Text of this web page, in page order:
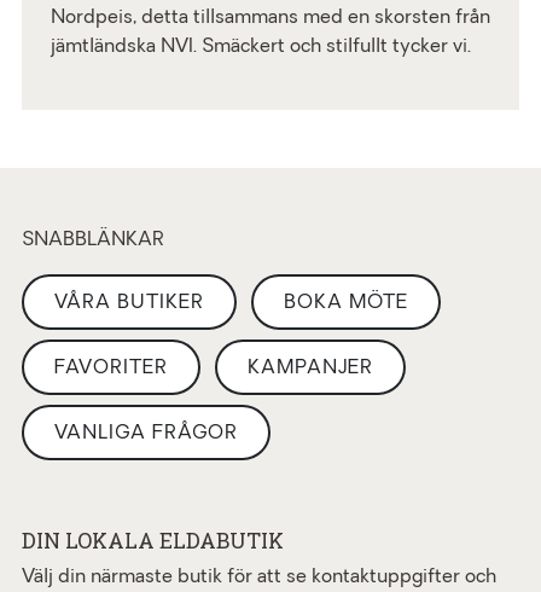
Nordpeis, detta tillsammans med en skorsten från
jämtländska NVI. Smäckert och stilfullt tycker vi.
SNABBLÄNKAR
VÅRA BUTIKER BOKA MÖTE
FAVORITER KAMPANJER
VANLIGA FRÅGOR
DIN LOKALA ELDABUTIK
Välj din närmaste butik för att se kontaktuppgifter och